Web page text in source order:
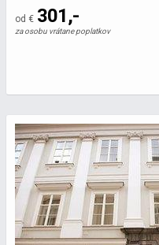
od € 301,-
za osobu vrátane poplatkov